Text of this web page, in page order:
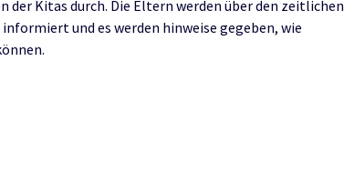
Kitas durch. Die Eltern werden über den zeitlichen
und es werden hinweise gegeben, wie